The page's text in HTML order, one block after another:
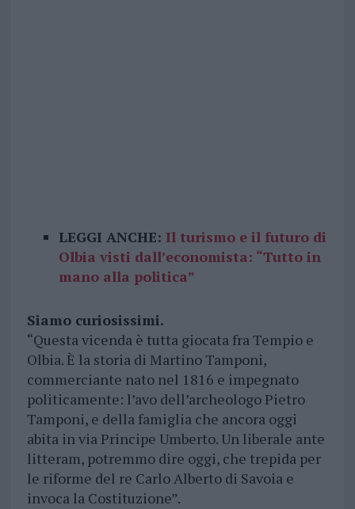
LEGGI ANCHE: Il turismo e il futuro di
Olbia visti dall’economista: “Tutto in
mano alla politica”
Siamo curiosissimi.
“Questa vicenda è tutta giocata fra Tempio e
Olbia. È la storia di Martino Tamponi,
commerciante nato nel 1816 e impegnato
politicamente: l’avo dell’archeologo Pietro
Tamponi, e della famiglia che ancora oggi
abita in via Principe Umberto. Un liberale ante
litteram, potremmo dire oggi, che trepida per
le riforme del re Carlo Alberto di Savoia e
invoca la Costituzione”.